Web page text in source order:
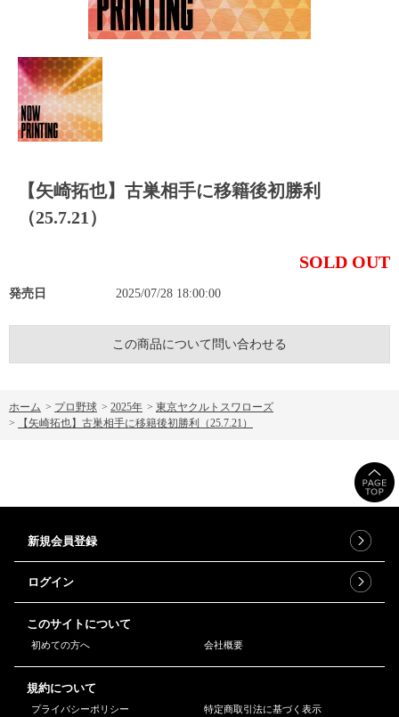
【矢崎拓也】古巣相手に移籍後初勝利
（25.7.21）
SOLD OUT
発売日 2025/07/28 18:00:00
この商品について問い合わせる
ホーム > プロ野球 > 2025年 > 東京ヤクルトスワローズ
>
【矢崎拓也】古巣相手に移籍後初勝利（25.7.21）
新規会員登録
ログイン
このサイトについて
初めての方へ 会社概要
規約について
プライバシーポリシー 特定商取引法に基づく表示